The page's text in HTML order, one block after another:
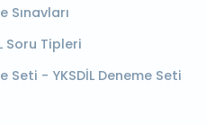
Sınavları
Soru Tipleri
Seti - YKSDİL Deneme Seti